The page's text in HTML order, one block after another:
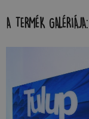
A TERMÉK GALÉRIÁJA: